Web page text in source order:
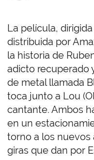
La película,
distribuida por
la historia de
adicto recuperado
de metal llamada
toca junto a Lou
cantante. Ambos
en un
torno a los nuevos
giras que dan por